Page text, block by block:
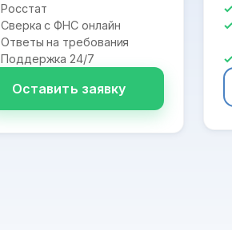
Росстат
Сверка с ФНС онлайн
Ответы на требования
Поддержка 24/7
Оставить заявку